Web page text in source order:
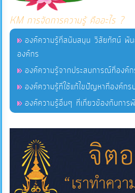
การ
จัดการ
ความ
รู้
งาน
การ
ให้
บริการ
KM การจัดการความรู้ คืออะไร ?
องค์ความรู้ที่สนับสนุน วิสัยทัศน์ พั
องค์กร
องค์ความรู้จากประสบการณ์ที่องค์ก
องค์ความรู้ที่ใช้แก้ไขปัญหาที่องค์ก
องค์ความรู้อื่นๆ ที่เกี่ยวข้องกับกา